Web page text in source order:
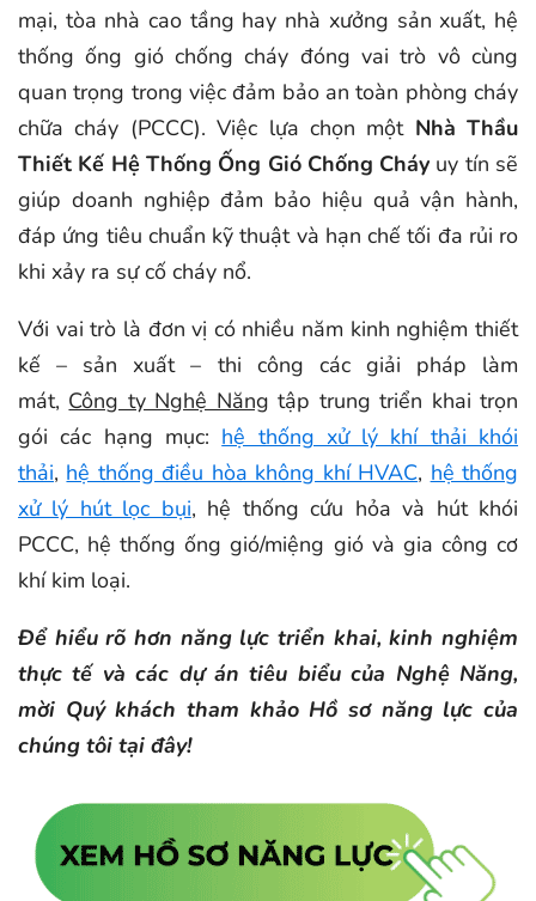
mại, tòa nhà cao tầng hay nhà xưởng sản xuất, hệ
thống ống gió chống cháy đóng vai trò vô cùng
quan trọng trong việc đảm bảo an toàn phòng cháy
chữa cháy (PCCC). Việc lựa chọn một Nhà Thầu
Thiết Kế Hệ Thống Ống Gió Chống Cháy uy tín sẽ
giúp doanh nghiệp đảm bảo hiệu quả vận hành,
đáp ứng tiêu chuẩn kỹ thuật và hạn chế tối đa rủi ro
khi xảy ra sự cố cháy nổ.
Với vai trò là đơn vị có nhiều năm kinh nghiệm thiết
kế – sản xuất – thi công các giải pháp làm
mát, Công ty Nghệ Năng tập trung triển khai trọn
gói các hạng mục: hệ thống xử lý khí thải khói
thải, hệ thống điều hòa không khí HVAC, hệ thống
xử lý hút lọc bụi, hệ thống cứu hỏa và hút khói
PCCC, hệ thống ống gió/miệng gió và gia công cơ
khí kim loại.
Để hiểu rõ hơn năng lực triển khai, kinh nghiệm
thực tế và các dự án tiêu biểu của Nghệ Năng,
mời Quý khách tham khảo Hồ sơ năng lực của
chúng tôi tại đây!